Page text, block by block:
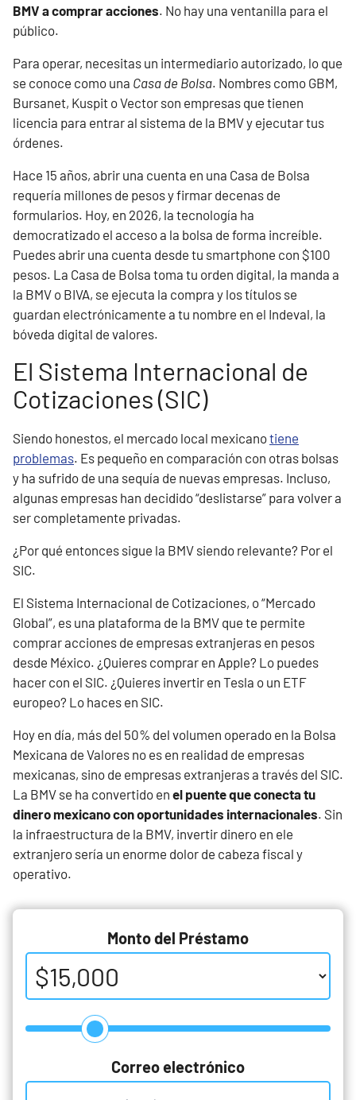
BMV a comprar acciones. No hay una ventanilla para el
público.
Para operar, necesitas un intermediario autorizado, lo que
se conoce como una Casa de Bolsa. Nombres como GBM,
Bursanet, Kuspit o Vector son empresas que tienen
licencia para entrar al sistema de la BMV y ejecutar tus
órdenes.
Hace 15 años, abrir una cuenta en una Casa de Bolsa
requería millones de pesos y firmar decenas de
formularios. Hoy, en 2026, la tecnología ha
democratizado el acceso a la bolsa de forma increíble.
Puedes abrir una cuenta desde tu smartphone con $100
pesos. La Casa de Bolsa toma tu orden digital, la manda a
la BMV o BIVA, se ejecuta la compra y los títulos se
guardan electrónicamente a tu nombre en el Indeval, la
bóveda digital de valores.
El Sistema Internacional de
Cotizaciones (SIC)
Siendo honestos, el mercado local mexicanotiene
problemas. Es pequeño en comparación con otras bolsas
y ha sufrido de una sequía de nuevas empresas. Incluso,
algunas empresas han decidido “deslistarse” para volver a
ser completamente privadas.
¿Por qué entonces sigue la BMV siendo relevante? Por el
SIC.
El Sistema Internacional de Cotizaciones, o “Mercado
Global”, es una plataforma de la BMV que te permite
comprar acciones de empresas extranjeras en pesos
desde México. ¿Quieres comprar en Apple? Lo puedes
hacer con el SIC. ¿Quieres invertir en Tesla o un ETF
europeo? Lo haces en SIC.
Hoy en día, más del 50% del volumen operado en la Bolsa
Mexicana de Valores no es en realidad de empresas
mexicanas, sino de empresas extranjeras a través del SIC.
La BMV se ha convertido en el puente que conecta tu
dinero mexicano con oportunidades internacionales. Sin
la infraestructura de la BMV, invertir dinero en ele
extranjero sería un enorme dolor de cabeza fiscal y
operativo.
Monto del Préstamo
Correo electrónico